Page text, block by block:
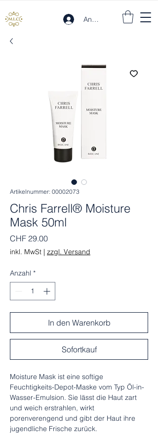
Anmelden
Artikelnummer: 00002073
Chris Farrell® Moisture
Mask 50ml
CHF 29.00Preis
inkl. MwSt | zzgl. Versand
Anzahl *
In den Warenkorb
Sofortkauf
Moisture Mask ist eine softige
Feuchtigkeits-Depot-Maske vom Typ Öl-in-
Wasser-Emulsion. Sie lässt die Haut zart
und weich erstrahlen, wirkt
porenverengend und gibt der Haut ihre
jugendliche Frische zurück.